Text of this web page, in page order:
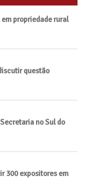
em propriedade rural
questão
no Sul do
300 expositores em